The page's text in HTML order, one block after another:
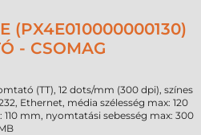
(PX4E010000000130)
- CSOMAG
(TT), 12 dots/mm (300 dpi), színes
Ethernet, média szélesség max: 120
mm, nyomtatási sebesség max: 300